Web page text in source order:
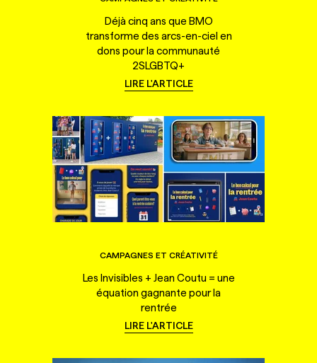
Déjà cinq ans que BMO
transforme des arcs-en-ciel en
dons pour la communauté
2SLGBTQ+
LIRE L'ARTICLE
CAMPAGNES ET CRÉATIVITÉ
Les Invisibles + Jean Coutu = une
équation gagnante pour la
rentrée
LIRE L'ARTICLE